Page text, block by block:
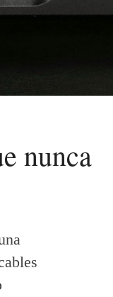
nunca